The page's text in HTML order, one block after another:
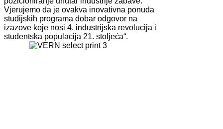
Vjerujemo da je ovakva inovativna ponuda
studijskih programa dobar odgovor na
izazove koje nosi 4. industrijska revolucija i
studentska populacija 21. stoljeća“.